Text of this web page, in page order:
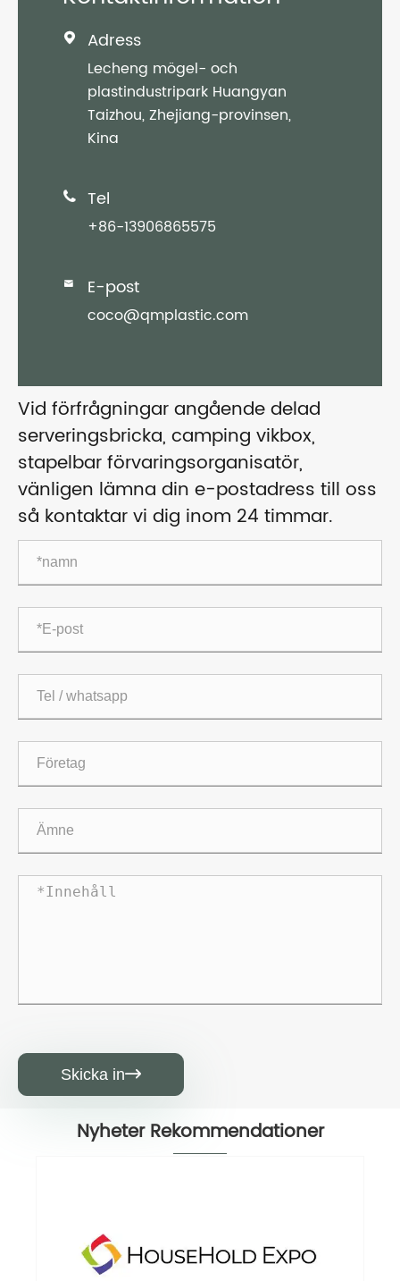
 Adress
Lecheng mögel- och
plastindustripark Huangyan
Taizhou, Zhejiang-provinsen,
Kina
 Tel
+86-13906865575
 E-post
coco@qmplastic.com
Vid förfrågningar angående delad
serveringsbricka, camping vikbox,
stapelbar förvaringsorganisatör,
vänligen lämna din e-postadress till oss
så kontaktar vi dig inom 24 timmar.
Skicka in
Nyheter Rekommendationer